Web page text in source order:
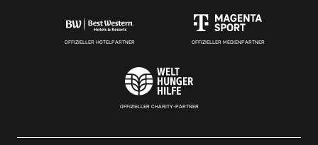
OFFIZIELLER HOTELPARTNER OFFIZIELLER MEDIENPARTNER
OFFIZIELLER CHARITY-PARTNER